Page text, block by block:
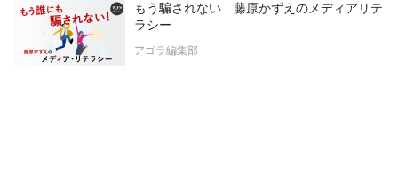
もう騙されない 藤原かずえのメディアリテ
ラシー
アゴラ編集部